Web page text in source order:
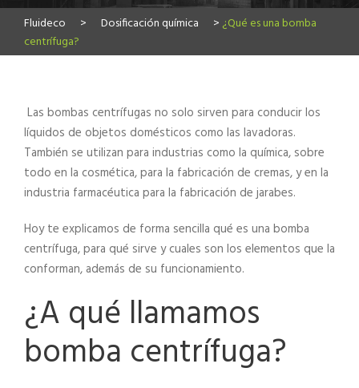
Fluideco > Dosificación química > ¿Qué es una bomba
centrífuga?
Las bombas centrífugas no solo sirven para conducir los
líquidos de objetos domésticos como las lavadoras.
También se utilizan para industrias como la química, sobre
todo en la cosmética, para la fabricación de cremas, y en la
industria farmacéutica para la fabricación de jarabes.
Hoy te explicamos de forma sencilla qué es una bomba
centrífuga, para qué sirve y cuales son los elementos que la
conforman, además de su funcionamiento.
¿A qué llamamos
bomba centrífuga?